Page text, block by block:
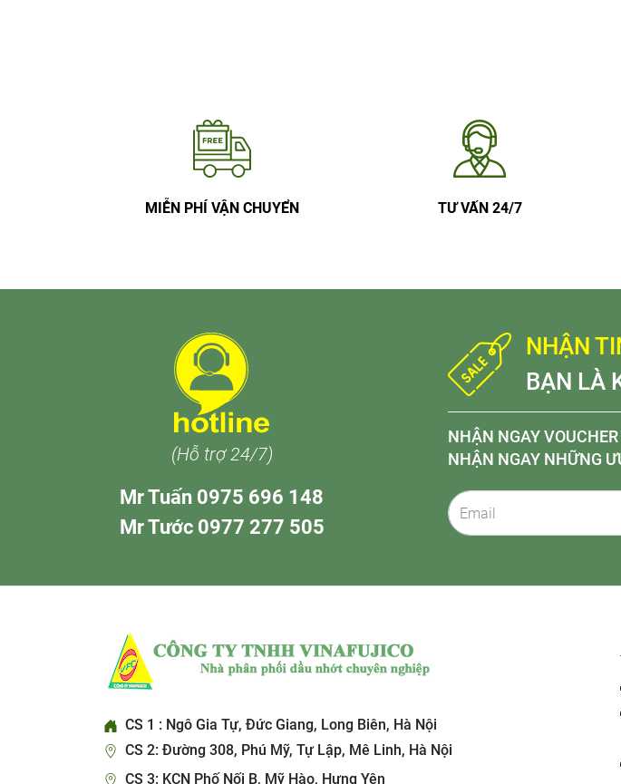
MIỄN PHÍ VẬN CHUYỂN TƯ VẤN 24/7
(Hỗ trợ 24/7)
Mr Tuấn 0975 696 148
Mr Tước 0977 277 505
NHẬN
BẠN LÀ
NHẬN NGAY
NHẬN NGAY NHỮNG
CS 1 : Ngô Gia Tự, Đức Giang, Long Biên, Hà Nội
CS 2: Đường 308, Phú Mỹ, Tự Lập, Mê Linh, Hà Nội
CS 3: KCN Phố Nối B, Mỹ Hào, Hưng Yên